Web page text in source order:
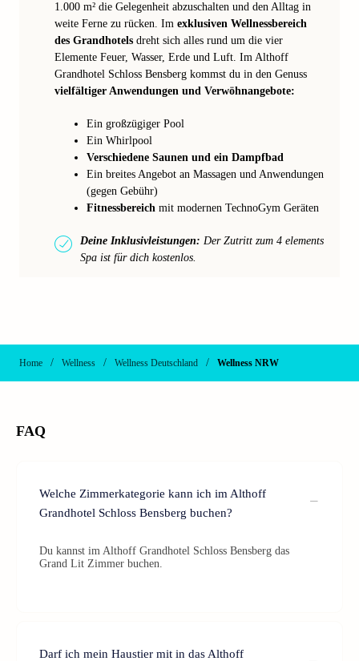
1.000 m² die Gelegenheit abzuschalten und den Alltag in
weite Ferne zu rücken. Im exklusiven Wellnessbereich
des Grandhotels dreht sich alles rund um die vier
Elemente Feuer, Wasser, Erde und Luft. Im Althoff
Grandhotel Schloss Bensberg kommst du in den Genuss
vielfältiger Anwendungen und Verwöhnangebote:
Ein großzügiger Pool
Ein Whirlpool
Verschiedene Saunen und ein Dampfbad
Ein breites Angebot an Massagen und Anwendungen
(gegen Gebühr)
Fitnessbereich mit modernen TechnoGym Geräten
Deine Inklusivleistungen: Der Zutritt zum 4 elements
Spa ist für dich kostenlos.
Home / Wellness / Wellness Deutschland / Wellness NRW
FAQ
Welche Zimmerkategorie kann ich im Althoff
Grandhotel Schloss Bensberg buchen?
Du kannst im Althoff Grandhotel Schloss Bensberg das
Grand Lit Zimmer buchen.
Darf ich mein Haustier mit in das Althoff